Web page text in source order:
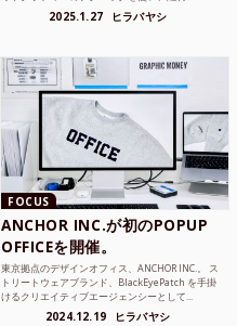
2025.1.27 ヒラバヤシ
FOCUS
ANCHOR INC.が初のPOPUP
OFFICEを開催。
東京拠点のデザインオフィス、ANCHOR INC.。 ス
トリートウェアブランド、BlackEyePatch を手掛
けるクリエイティブエージェンシーとして...
2024.12.19 ヒラバヤシ